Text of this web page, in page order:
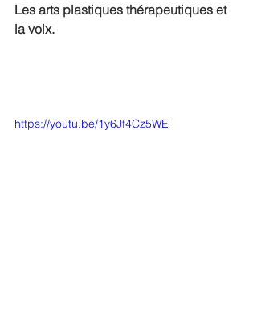
Les arts plastiques thérapeutiques et
la voix.
https://youtu.be/1y6Jf4Cz5WE